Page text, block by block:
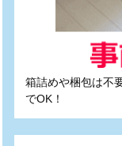
箱詰めや梱包は不
でOK！